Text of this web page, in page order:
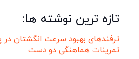
تازه ترین نوشته ها:
ترفندهای بهبود سرعت انگشتان در
تمرینات هماهنگی دو دست